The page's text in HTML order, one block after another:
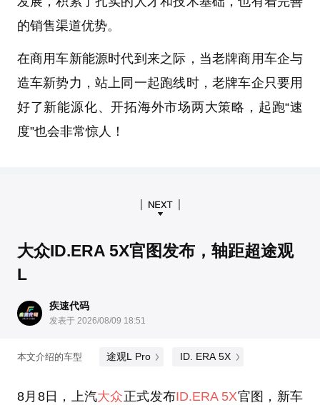
的销售渠道优势。
在商用车新能源时代到来之际，当老牌商用车企与
造车新势力，站上同一起跑线时，老牌车企只要用
好了新能源化、开拓海外市场两大策略，起跑“速
度”也会非常惊人！
大众ID.ERA 5X官图发布，轴距超途观
L
疾速代码
发表于 2026/08/09 18:51
本文介绍的车型 途观L Pro ID. ERA 5X
8月8日，上汽大众正式发布ID.ERA 5X官图，新车